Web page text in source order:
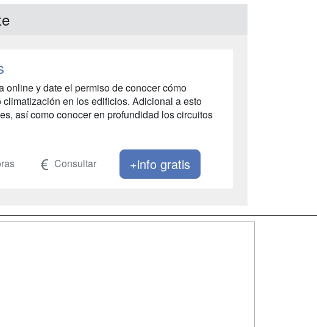
online y date el permiso de conocer cómo
en los edificios. Adicional a esto
así como conocer en profundidad los circuitos
Consultar +info gratis